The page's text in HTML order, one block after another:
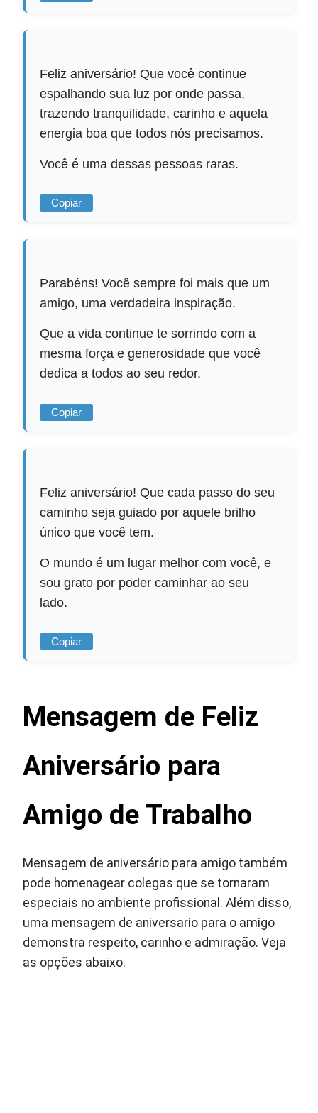
Feliz aniversário! Que você continue
espalhando sua luz por onde passa,
trazendo tranquilidade, carinho e aquela
energia boa que todos nós precisamos.
Você é uma dessas pessoas raras.
Copiar
Parabéns! Você sempre foi mais que um
amigo, uma verdadeira inspiração.
Que a vida continue te sorrindo com a
mesma força e generosidade que você
dedica a todos ao seu redor.
Copiar
Feliz aniversário! Que cada passo do seu
caminho seja guiado por aquele brilho
único que você tem.
O mundo é um lugar melhor com você, e
sou grato por poder caminhar ao seu
lado.
Copiar
Mensagem de Feliz
Aniversário para
Amigo de Trabalho
Mensagem de aniversário para amigo também
pode homenagear colegas que se tornaram
especiais no ambiente profissional. Além disso,
uma mensagem de aniversario para o amigo
demonstra respeito, carinho e admiração. Veja
as opções abaixo.